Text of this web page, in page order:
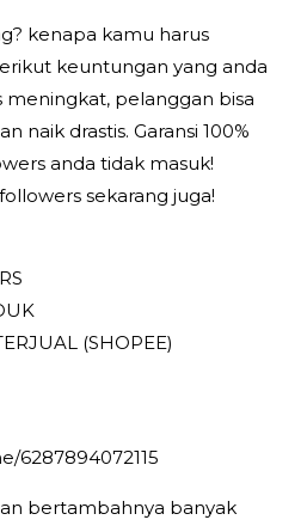
kenapa kamu harus
keuntungan yang anda
pelanggan bisa
naik drastis. Garansi 100%
anda tidak masuk!
sekarang juga!
(SHOPEE)
6287894072115
bertambahnya banyak